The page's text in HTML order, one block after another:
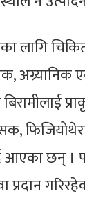
लागि
आएका